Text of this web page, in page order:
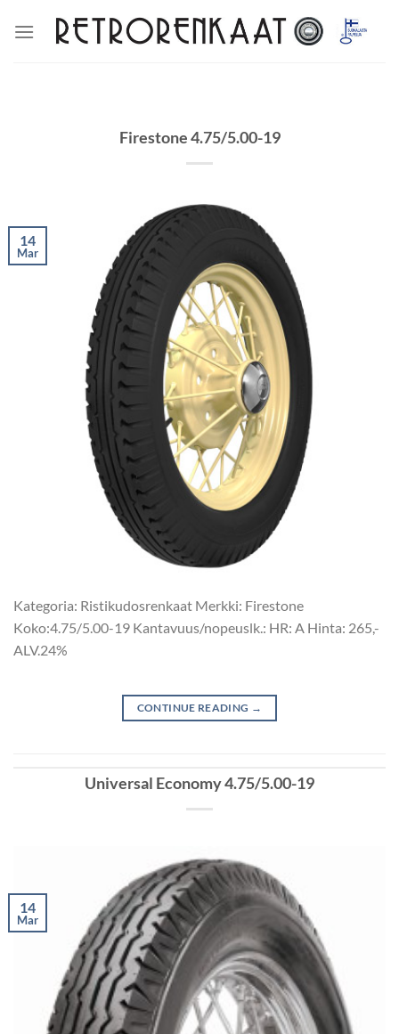
Firestone 4.75/5.00-19
14
Mar
Kategoria: Ristikudosrenkaat Merkki: Firestone
Koko:4.75/5.00-19 Kantavuus/nopeuslk.: HR: A Hinta: 265,-
ALV.24%
CONTINUE READING →
Universal Economy 4.75/5.00-19
14
Mar